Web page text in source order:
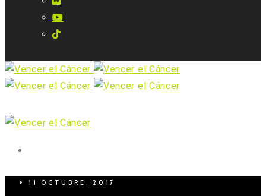
11 OCTUBRE, 2017